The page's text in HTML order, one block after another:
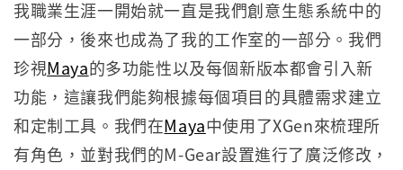
我職業生涯一開始就一直是我們創意生態系統中的
一部分，後來也成為了我的工作室的一部分。我們
珍視Maya的多功能性以及每個新版本都會引入新
功能，這讓我們能夠根據每個項目的具體需求建立
和定制工具。我們在Maya中使用了XGen來梳理所
有角色，並對我們的M-Gear設置進行了廣泛修改，